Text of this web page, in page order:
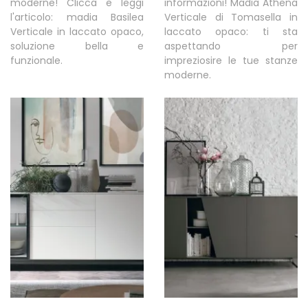
moderne! Clicca e leggi
l'articolo: madia Basilea
Verticale in laccato opaco,
soluzione bella e
funzionale.
informazioni! Madia Athena
Verticale di Tomasella in
laccato opaco: ti sta
aspettando per
impreziosire le tue stanze
moderne.